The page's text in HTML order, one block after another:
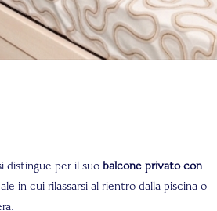
distingue per il suobalcone privato con
in cui rilassarsi al rientro dalla piscina o